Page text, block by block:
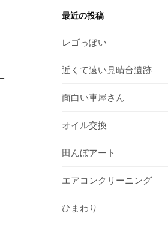
最近の投稿
レゴっぽい
近くて遠い見晴台遺跡
面白い車屋さん
オイル交換
田んぼアート
エアコンクリーニング
ひまわり